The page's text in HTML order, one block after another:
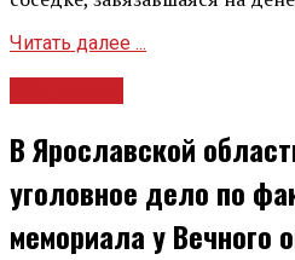
Читать далее ...
В Ярославской
уголовное дело по
мемориала у Вечного